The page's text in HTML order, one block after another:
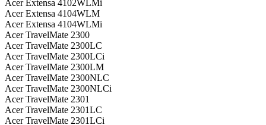
Acer Extensa 4102WLMi
Acer Extensa 4104WLM
Acer Extensa 4104WLMi
Acer TravelMate 2300
Acer TravelMate 2300LC
Acer TravelMate 2300LCi
Acer TravelMate 2300LM
Acer TravelMate 2300NLC
Acer TravelMate 2300NLCi
Acer TravelMate 2301
Acer TravelMate 2301LC
Acer TravelMate 2301LCi